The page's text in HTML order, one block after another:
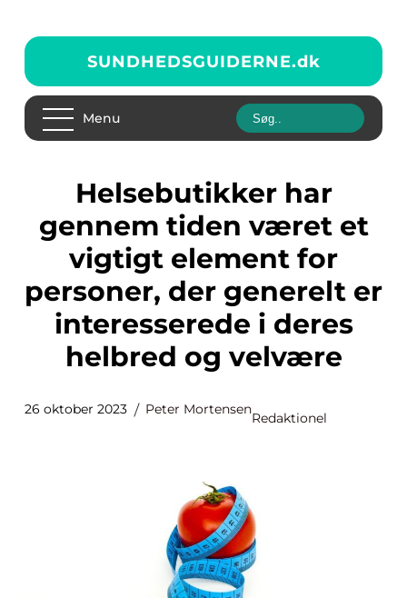
SUNDHEDSGUIDERNE.dk
Menu
Helsebutikker har
gennem tiden været et
vigtigt element for
personer, der generelt er
interesserede i deres
helbred og velvære
26 oktober 2023 Peter Mortensen
Redaktionel